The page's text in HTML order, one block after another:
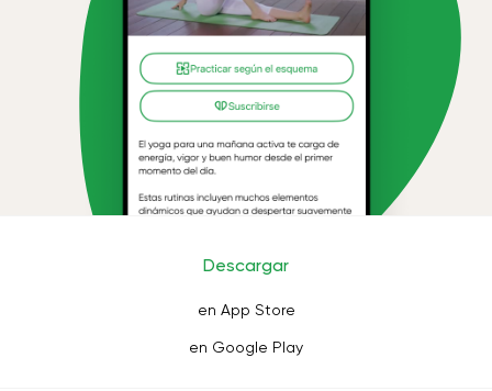
Descargar
en App Store
en Google Play